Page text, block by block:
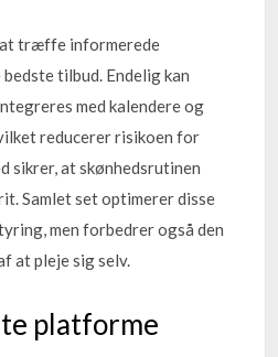
træffe informerede
tilbud. Endelig kan
med kalendere og
reducerer risikoen for
sikrer, at skønhedsrutinen
Samlet set optimerer disse
men forbedrer også den
at pleje sig selv.
platforme